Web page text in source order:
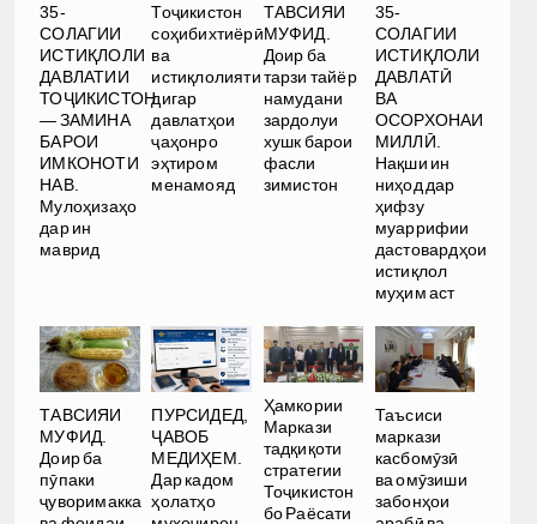
35-
СОЛАГИИ
ИСТИҚЛОЛИ
ДАВЛАТИИ
ТОҶИКИСТОН
— ЗАМИНА
БАРОИ
ИМКОНОТИ
НАВ.
Мулоҳизаҳо
дар ин
маврид
Тоҷикистон
соҳибихтиёрӣ
ва
истиқлолияти
дигар
давлатҳои
ҷаҳонро
эҳтиром
менамояд
ТАВСИЯИ
МУФИД.
Доир ба
тарзи тайёр
намудани
зардолуи
хушк барои
фасли
зимистон
35-
СОЛАГИИ
ИСТИҚЛОЛИ
ДАВЛАТӢ
ВА
ОСОРХОНАИ
МИЛЛӢ.
Нақши ин
ниҳод дар
ҳифзу
муаррифии
дастовардҳои
истиқлол
муҳим аст
ТАВСИЯИ
МУФИД.
Доир ба
пӯпаки
ҷуворимакка
ПУРСИДЕД,
ҶАВОБ
МЕДИҲЕМ.
Дар кадом
ҳолатҳо
Ҳамкории
Маркази
тадқиқоти
стратегии
Тоҷикистон
бо Раёсати
Таъсиси
маркази
касбомӯзӣ
ва омӯзиши
забонҳои